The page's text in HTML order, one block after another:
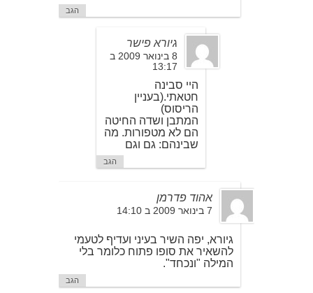
הגב
גיורא פישר
8 בינואר 2009 ב
13:17
היי סבינה
חטאתי.(בעניין
הריסוס)
המתבן ושדה החיטה
הם לא מטפורות. מה
שבינהם: גם וגם
הגב
אהוד פדרמן
7 בינואר 2009 ב 14:10
גיורא, יפה השיר בעיני ועדיף לטעמי
להשאיר את סופו פתוח כלומר בלי
המילה "ונכחד".
הגב